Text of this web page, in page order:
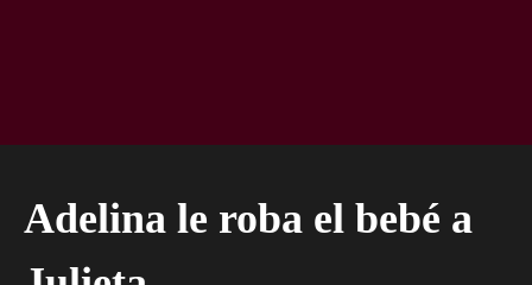
Adelina le roba el bebé a